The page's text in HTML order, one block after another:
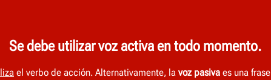
Se debe utilizar voz activa en todo momento.
el verbo de acción. Alternativamente, la voz pasiva es una